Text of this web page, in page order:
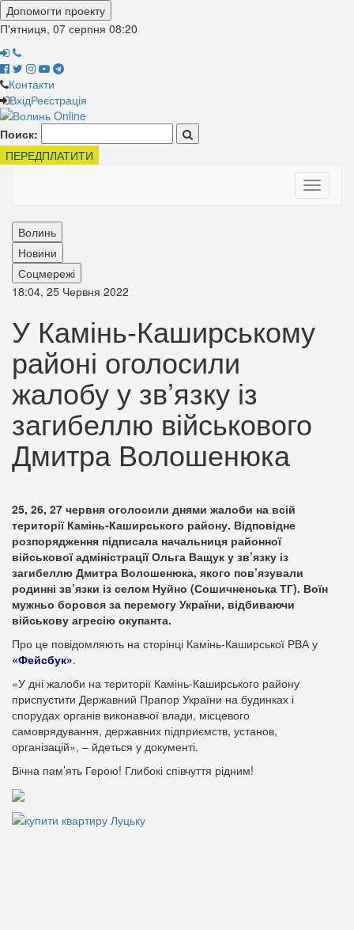
Допомогти проекту
П'ятниця, 07 серпня 08:20
Контакти
ВхідРеєстрація
Поиск:
ПЕРЕДПЛАТИТИ
Toggle
Волинь
Новини
Соцмережі
18:04, 25 Червня 2022
У Камінь-Каширському
районі оголосили
жалобу у зв’язку із
загибеллю військового
Дмитра Волошенюка
25, 26, 27 червня оголосили днями жалоби на всій
території Камінь-Каширського району. Відповідне
розпорядження підписала начальниця районної
військової адміністрації Ольга Ващук у зв’язку із
загибеллю Дмитра Волошенюка, якого пов’язували
родинні зв’язки із селом Нуйно (Сошичненська ТГ). Воїн
мужньо боровся за перемогу України, відбиваючи
військову агресію окупанта.
Про це повідомляють на сторінці Камінь-Каширської РВА у
«Фейсбук».
«У дні жалоби на території Камінь-Каширського району
приспустити Державний Прапор України на будинках і
спорудах органів виконавчої влади, місцевого
самоврядування, державних підприємств, установ,
організацій», – йдеться у документі.
Вічна пам’ять Герою! Глибокі співчуття рідним!